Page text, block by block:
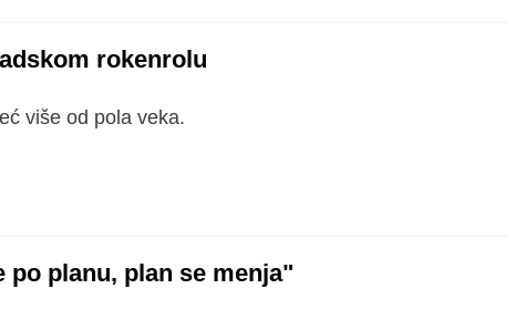
rokenrolu
više od pola veka.
po planu, plan se menja"